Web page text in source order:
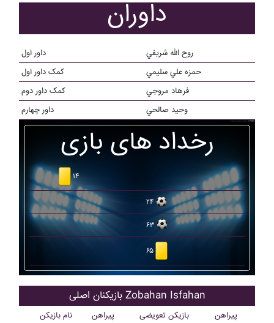
داوران
داور اول
روح الله شريفي
کمک داور اول
حمزه علي سليمي
کمک داور دوم
فرهاد مروجي
داور چهارم
وحيد صالحي
رخداد های بازی
۱۴
۲۴
۶۳
۶۵
بازیکنان اصلی Zobahan Isfahan
نام بازیکن پیراهن بازیکن تعویضی پیراهن